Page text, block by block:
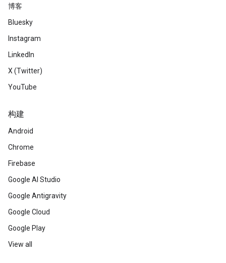
博客
Bluesky
Instagram
LinkedIn
X (Twitter)
YouTube
构建
Android
Chrome
Firebase
Google AI Studio
Google Antigravity
Google Cloud
Google Play
View all